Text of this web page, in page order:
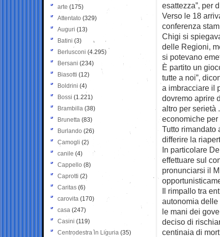
esattezza”, per
Verso le 18
conferenza
Chigi si
delle Regioni,
si potevano
È partito un
tutte a noi”,
a imbracciare il
dovremo aprire
altro per serietà
economiche
Tutto rimandato
differire la
In particolare
effettuare sul
pronunciarsi il
Il rimpallo tra
autonomia
le mani dei
deciso di
centinaia di
arte (175)
Attentato (329)
Auguri (13)
Batini (3)
Berlusconi (4.295)
Bersani (234)
Biasotti (12)
Boldrini (4)
Bossi (1.221)
Brambilla (38)
Brunetta (83)
Burlando (26)
Camogli (2)
canile (4)
Cappello (8)
Caprotti (2)
Caritas (6)
carovita (170)
casa (247)
Casini (119)
Centrodestra in Liguria (35)